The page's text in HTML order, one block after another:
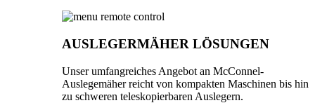
AUSLEGERMÄHER LÖSUNGEN
Unser umfangreiches Angebot an McConnel-
Auslegemäher reicht von kompakten Maschinen bis hin
zu schweren teleskopierbaren Auslegern.